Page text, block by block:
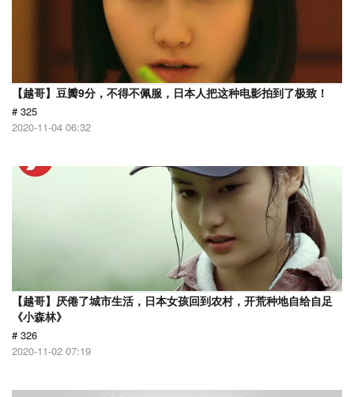
【越哥】豆瓣9分，不得不佩服，日本人把这种电影拍到了极致！
# 325
2020-11-04 06:32
【越哥】厌倦了城市生活，日本女孩回到农村，开荒种地自给自足
《小森林》
# 326
2020-11-02 07:19